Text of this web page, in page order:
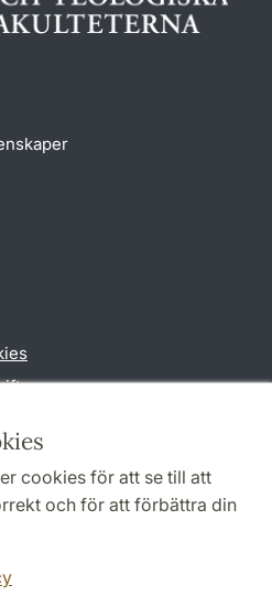
cookies för att se till att
och för att förbättra din